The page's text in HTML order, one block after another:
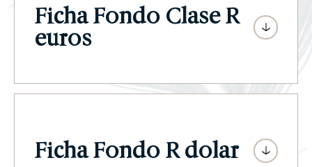
Ficha Fondo Clase R
euros
Ficha Fondo R dolar